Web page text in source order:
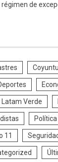
de
Latam Verde
Política
11